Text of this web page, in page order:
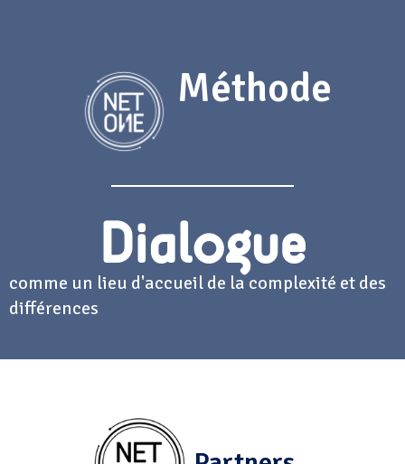
Méthode
Dialogue
comme moyen d'apprendre à connaître les
cultures et d'apprécier leur caractère unique